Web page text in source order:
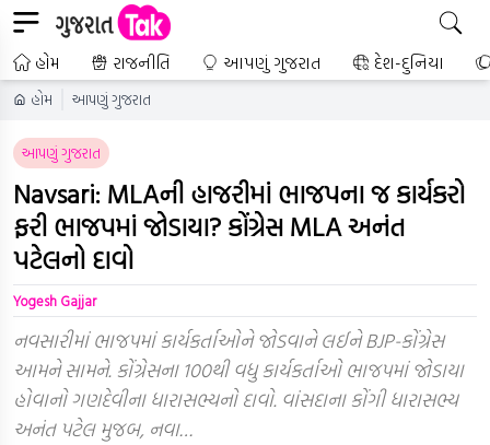
હોમ રાજનીતિ આપણું ગુજરાત દેશ-દુનિયા
હોમ આપણું ગુજરાત
આપણું ગુજરાત
Navsari: MLAની હાજરીમાં ભાજપના જ કાર્યકરો
ફરી ભાજપમાં જોડાયા? કોંગ્રેસ MLA અનંત
પટેલનો દાવો
Yogesh Gajjar
નવસારીમાં ભાજપમાં કાર્યકર્તાઓને જોડવાને લઈને BJP-કોંગ્રેસ
આમને સામને. કોંગ્રેસના 100થી વધુ કાર્યકર્તાઓ ભાજપમાં જોડાયા
હોવાનો ગણદેવીના ધારાસભ્યનો દાવો. વાંસદાના કોંગી ધારાસભ્ય
અનંત પટેલ મુજબ, નવા…